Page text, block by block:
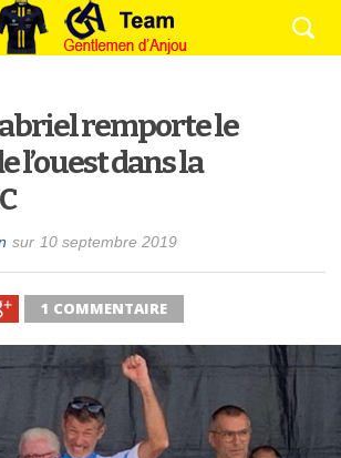
remporte le
l’ouest dans la
sur 10 septembre 2019
1 COMMENTAIRE